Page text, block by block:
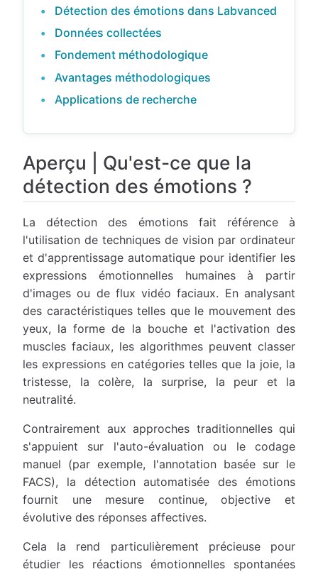
Détection des émotions dans Labvanced
Données collectées
Fondement méthodologique
Avantages méthodologiques
Applications de recherche
Aperçu | Qu'est-ce que la
détection des émotions ?
La détection des émotions fait référence à
l'utilisation de techniques de vision par ordinateur
et d'apprentissage automatique pour identifier les
expressions émotionnelles humaines à partir
d'images ou de flux vidéo faciaux. En analysant
des caractéristiques telles que le mouvement des
yeux, la forme de la bouche et l'activation des
muscles faciaux, les algorithmes peuvent classer
les expressions en catégories telles que la joie, la
tristesse, la colère, la surprise, la peur et la
neutralité.
Contrairement aux approches traditionnelles qui
s'appuient sur l'auto-évaluation ou le codage
manuel (par exemple, l'annotation basée sur le
FACS), la détection automatisée des émotions
fournit une mesure continue, objective et
évolutive des réponses affectives.
Cela la rend particulièrement précieuse pour
étudier les réactions émotionnelles spontanées